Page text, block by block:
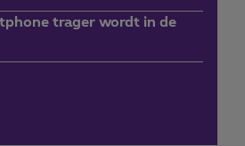
trager wordt in de